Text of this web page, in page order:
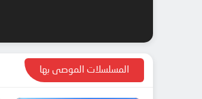
المسلسلات الموصى بها